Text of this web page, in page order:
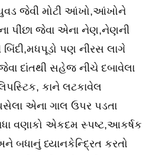
જેવી મોટી આંખો,આંખોને
પીંછા જેવા એના નેણ,નેણની
પણ નીરસ લાગે
દાંતથી સહેજ નીચે દબાવેલા
કાને લટકાવેલ
એના ગાલ ઉપર પડતા
વણાકો એકદમ સ્પષ્ટ,આકર્ષક
બધાનું ધ્યાનકેન્દ્રિત કરતો